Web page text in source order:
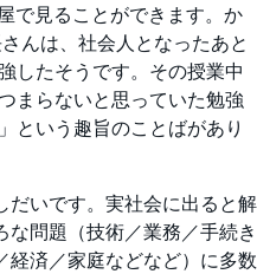
で見ることができます。か
んは、社会人となったあと
したそうです。その授業中
まらないと思っていた勉強
という趣旨のことばがあり
だいです。実社会に出ると解
問題（技術／業務／手続き
経済／家庭などなど）に多数